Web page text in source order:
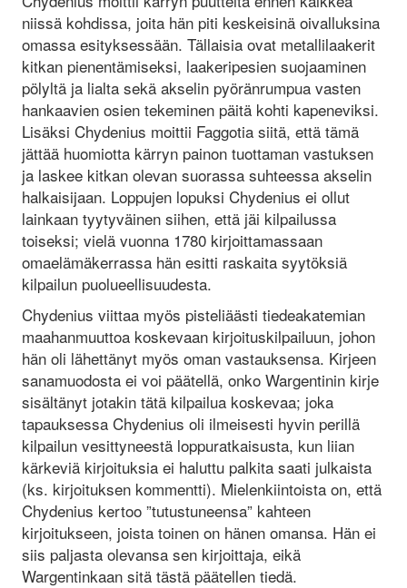
niissä kohdissa, joita hän piti keskeisinä oivalluksina
omassa esityksessään. Tällaisia ovat metallilaakerit
kitkan pienentämiseksi, laakeripesien suojaaminen
pölyltä ja lialta sekä akselin pyöränrumpua vasten
hankaavien osien tekeminen päitä kohti kapeneviksi.
Lisäksi Chydenius moittii Faggotia siitä, että tämä
jättää huomiotta kärryn painon tuottaman vastuksen
ja laskee kitkan olevan suorassa suhteessa akselin
halkaisijaan. Loppujen lopuksi Chydenius ei ollut
lainkaan tyytyväinen siihen, että jäi kilpailussa
toiseksi; vielä vuonna 1780 kirjoittamassaan
omaelämäkerrassa hän esitti raskaita syytöksiä
kilpailun puolueellisuudesta.
Chydenius viittaa myös pisteliäästi tiedeakatemian
maahanmuuttoa koskevaan kirjoituskilpailuun, johon
hän oli lähettänyt myös oman vastauksensa. Kirjeen
sanamuodosta ei voi päätellä, onko Wargentinin kirje
sisältänyt jotakin tätä kilpailua koskevaa; joka
tapauksessa Chydenius oli ilmeisesti hyvin perillä
kilpailun vesittyneestä loppuratkaisusta, kun liian
kärkeviä kirjoituksia ei haluttu palkita saati julkaista
(ks. kirjoituksen kommentti). Mielenkiintoista on, että
Chydenius kertoo ”tutustuneensa” kahteen
kirjoitukseen, joista toinen on hänen omansa. Hän ei
siis paljasta olevansa sen kirjoittaja, eikä
Wargentinkaan sitä tästä päätellen tiedä.